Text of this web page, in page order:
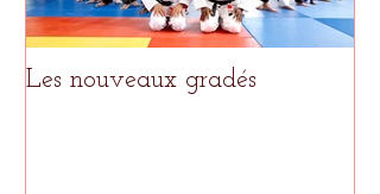
Les nouveaux gradés